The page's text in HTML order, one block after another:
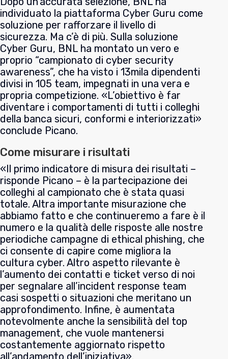
individuato la piattaforma Cyber Guru come
soluzione per rafforzare il livello di
sicurezza. Ma c’è di più. Sulla soluzione
Cyber Guru, BNL ha montato un vero e
proprio “campionato di cyber security
awareness”, che ha visto i 13mila dipendenti
divisi in 105 team, impegnati in una vera e
propria competizione. «L’obiettivo è far
diventare i comportamenti di tutti i colleghi
della banca sicuri, conformi e interiorizzati»
conclude Picano.
Come misurare i risultati
«Il primo indicatore di misura dei risultati –
risponde Picano – è la partecipazione dei
colleghi al campionato che è stata quasi
totale. Altra importante misurazione che
abbiamo fatto e che continueremo a fare è il
numero e la qualità delle risposte alle nostre
periodiche campagne di ethical phishing, che
ci consente di capire come migliora la
cultura cyber. Altro aspetto rilevante è
l’aumento dei contatti e ticket verso di noi
per segnalare all’incident response team
casi sospetti o situazioni che meritano un
approfondimento. Infine, è aumentata
notevolmente anche la sensibilità del top
management, che vuole mantenersi
costantemente aggiornato rispetto
all’andamento dell’iniziativa».